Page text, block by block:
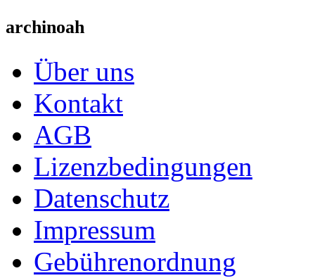
archinoah
Über uns
Kontakt
AGB
Lizenzbedingungen
Datenschutz
Impressum
Gebührenordnung